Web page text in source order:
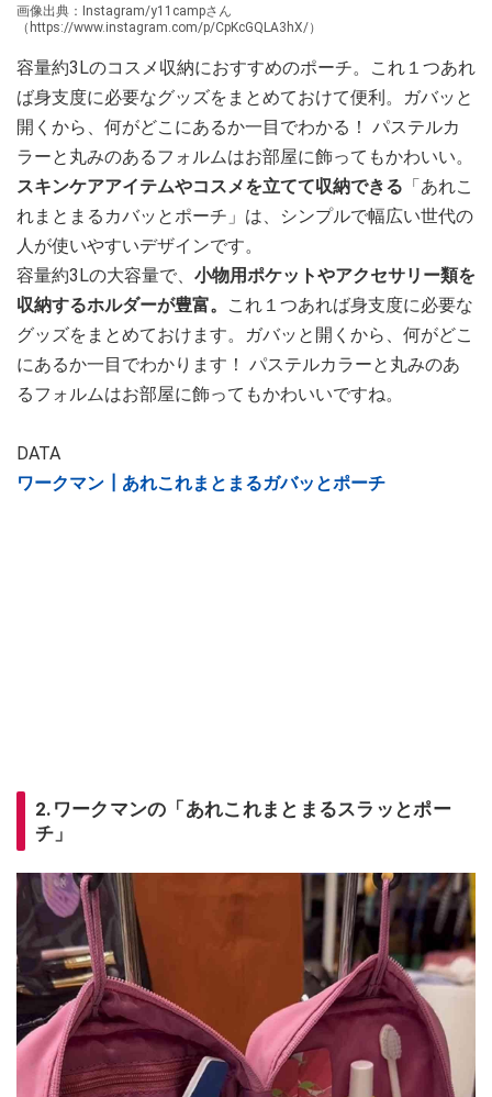
画像出典：Instagram/y11campさん
（https://www.instagram.com/p/CpKcGQLA3hX/）
容量約3Lのコスメ収納におすすめのポーチ。これ１つあれ
ば身支度に必要なグッズをまとめておけて便利。ガバッと
開くから、何がどこにあるか一目でわかる！ パステルカ
ラーと丸みのあるフォルムはお部屋に飾ってもかわいい。
スキンケアアイテムやコスメを立てて収納できる 「あれこ
れまとまるカバッとポーチ」は、シンプルで幅広い世代の
人が使いやすいデザインです。
容量約3Lの大容量で、 小物用ポケットやアクセサリー類を
収納するホルダーが豊富。
これ１つあれば身支度に必要な
グッズをまとめておけます。ガバッと開くから、何がどこ
にあるか一目でわかります！ パステルカラーと丸みのあ
るフォルムはお部屋に飾ってもかわいいですね。
DATA
ワークマン┃あれこれまとまるガバッとポーチ
2.ワークマンの「あれこれまとまるスラッとポー
チ」